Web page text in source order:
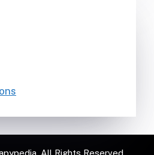
All Rights Reserved